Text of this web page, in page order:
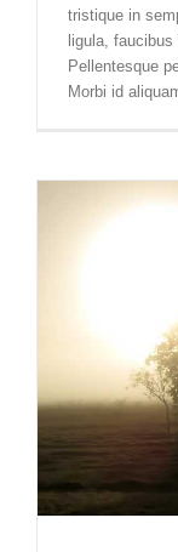
tristique in
ligula,
Pellentesque
Morbi id